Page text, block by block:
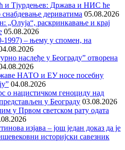
и Тјурдењев: Држава и НИС ће
снабдевање дериватима 05.08.2026
раскринкавање и крај
05.08.2026
– њему у спомен, на
наслеђе у Београду” отворена
НАТО и ЕУ носе посебну
04.08.2026
о нацистичком геноциду над
у Београду 03.08.2026
у Првом светском рату одата
изјава – још један доказ да је
историјски савезник